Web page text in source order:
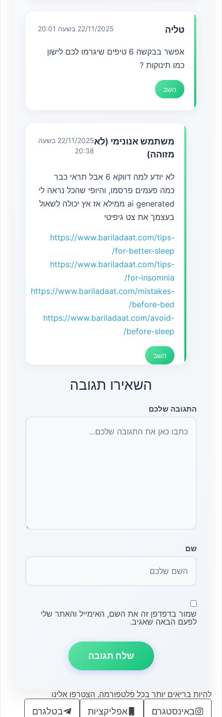
טליה 22/11/2025 בשעה 20:01
אפשר בבקשה 6 טיפים שיגרמו לכם לישון
כמו תינוקות ?
השב
משתמש אנונימי (לא
מזוהה)
22/11/2025 בשעה
20:38
לא יודע למה דווקא 6 אבל תראי כבר
כמה פעמים פרסמו, והיופי שהכל נראה לי
ai generated ממילא אז אץ יכולה לשאול
בעצמך את צט גיפיטי
https://www.bariladaat.com/tips-
for-better-sleep/
https://www.bariladaat.com/tips-
for-insomnia/
https://www.bariladaat.com/mistakes-
before-bed/
https://www.bariladaat.com/avoid-
before-sleep/
השב
השאירו תגובה
התגובה שלכם
שם
שמור בדפדפן זה את השם, האימייל והאתר שלי
לפעם הבאה שאגיב.
להיות בריאים יותר בכל פלטפורמה, הצטרפו אלינו
באינסטגרם אפליקציות בטלגרם